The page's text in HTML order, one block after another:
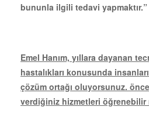
bununla ilgili tedavi yapmaktır.”
Emel Hanım, yıllara dayanan
hastalıkları konusunda
çözüm ortağı oluyorsunuz.
verdiğiniz hizmetleri öğrenebilir